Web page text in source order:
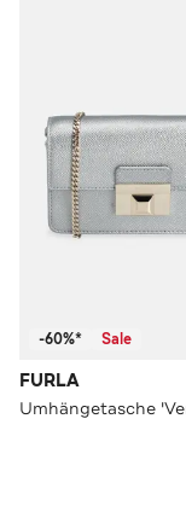
-60%* Sale
FURLA